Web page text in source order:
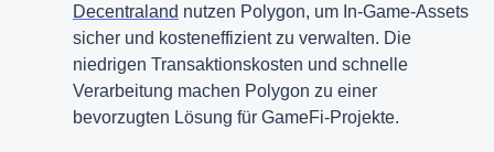
Decentraland nutzen Polygon, um In-Game-Assets
sicher und kosteneffizient zu verwalten. Die
niedrigen Transaktionskosten und schnelle
Verarbeitung machen Polygon zu einer
bevorzugten Lösung für GameFi-Projekte.